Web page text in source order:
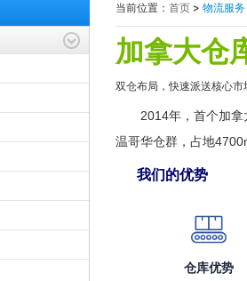
当前位置： 首页 > 物流服务
加拿大仓
双仓布局，快速派送核心市
2014年，首个加
温哥华仓群，占地
我们的优势
仓库优势